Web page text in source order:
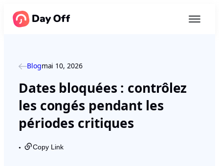
Blogmai 10, 2026
Dates bloquées : contrôlez
les congés pendant les
périodes critiques
● Copy Link